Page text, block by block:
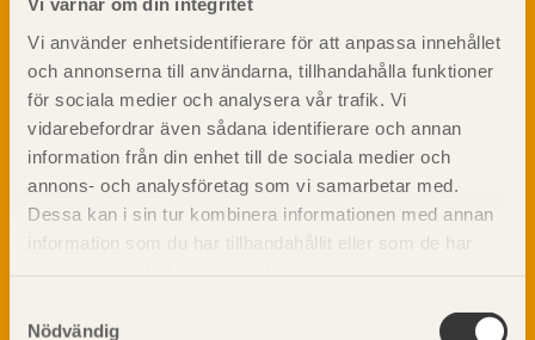
Vi använder enhetsidentifierare för att anpassa innehållet
och annonserna till användarna, tillhandahålla funktioner
för sociala medier och analysera vår trafik. Vi
vidarebefordrar även sådana identifierare och annan
information från din enhet till de sociala medier och
annons- och analysföretag som vi samarbetar med.
Dessa kan i sin tur kombinera informationen med annan
information som du har tillhandahållit eller som de har
Nödvändig
Fukt
Värmeisolering och lufttäthet
Ljud
Brandsäkerhet
Brandsäkerhet
Byggnadsklasser och verksamhetsklasser
Brandförlopp i byggnader
Brandtekniska funktionskrav
Brandklasser för material och konstruktioner
Prenumerera på TräGuidens nyhetsbrev!